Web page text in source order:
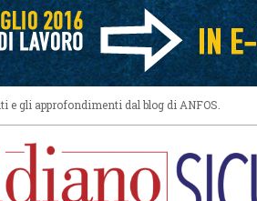
gli approfondimenti dal blog di ANFOS.